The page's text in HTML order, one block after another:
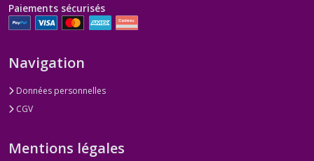
Paiements sécurisés
Navigation
Données personnelles
CGV
Mentions légales